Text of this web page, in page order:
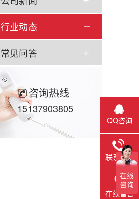
行业动态
常见问答
咨询热线
15137903805
QQ咨询
联系电话
在线留言